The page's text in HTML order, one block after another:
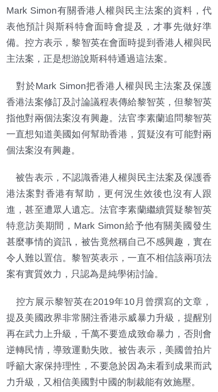
Mark Simon有關香港人權與民主法案的資料，代
表他預計與斯科特會面時會提及，才事先做好準
備。控方表示，黎智英在會面時提到香港人權與民
主法案，正是想游說斯科特通過這法案。
對於Mark Simon把香港人權與民主法案及保護
香港法案修訂及討論議程表傳給黎智英，但黎智英
指他對兩個法案沒有興趣。法官李素蘭追問黎智英
一直想知道美國如何幫助香港，質疑沒有可能對兩
個法案沒有興趣。
被告表示，不認識香港人權與民主法案及保護香
港法案對香港有幫助，更何況生效後也沒有人跟
進，甚至遭眾人遺忘。法官李素蘭繼續質疑黎智英
特意訪美期間，Mark Simon給予他有關美國發生
甚麼事情的資訊，被告竟然稱自己不感興趣，實在
令人難以置信。黎智英表示，一直不相信該兩項法
案有實質效力，只認為是純學術討論。
控方展示黎智英在2019年10月曾撰寫的文章，
提及美國政界非常關注香港示威暴力升級，提醒別
再在武力上升級，千萬不要造成致命暴力，否則會
逆轉民情，導致運動失敗。被告表示，美國曾拍片
呼籲大家保持理性，不要急於因為未看到成果而武
力升級，又相信美國對中國的制裁能有效施壓。